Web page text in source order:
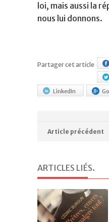
loi, mais aussi la
nous lui donnons.
Partager cet article
LinkedIn
Article précédent
ARTICLES LIÉS.